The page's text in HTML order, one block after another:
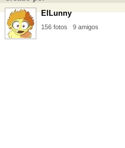
ElLunny
156 fotos 9 amigos